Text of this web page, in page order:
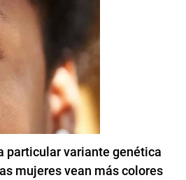
particular variante genética
mujeres vean más colores